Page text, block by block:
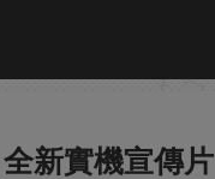
新實機宣傳片